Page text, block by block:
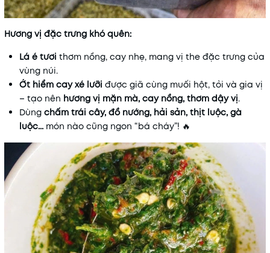
Hương vị đặc trưng khó quên:
Lá é tươi thơm nồng, cay nhẹ, mang vị the đặc trưng của
vùng núi.
Ớt hiểm cay xé lưỡi được giã cùng muối hột, tỏi và gia vị
– tạo nên hương vị mặn mà, cay nồng, thơm dậy vị.
Dùng chấm trái cây, đồ nướng, hải sản, thịt luộc, gà
luộc... món nào cũng ngon “bá cháy”! 🔥